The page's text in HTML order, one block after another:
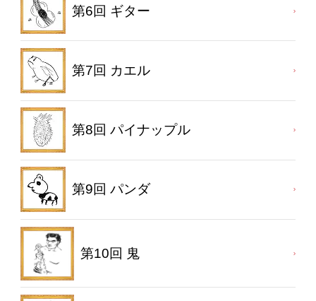
第6回 ギター
第7回 カエル
第8回 パイナップル
第9回 パンダ
第10回 鬼